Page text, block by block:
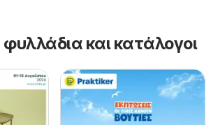
και κατάλογοι